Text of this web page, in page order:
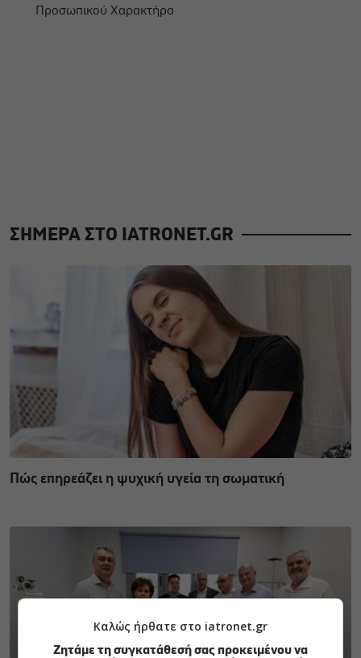
Προσωπικού Χαρακτήρα
ΣΗΜΕΡΑ ΣΤΟ IATRONET.GR
Πώς επηρεάζει η ψυχική υγεία τη σωματική
Καλώς ήρθατε στο iatronet.gr
Ζητάμε τη συγκατάθεσή σας προκειμένου να